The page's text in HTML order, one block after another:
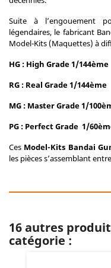
Suite à l’engouement
légendaires, le fabricant
Model-Kits (Maquettes) à
HG : High Grade 1/144ème
RG : Real Grade 1/144ème
MG : Master Grade 1/
PG : Perfect Grade 1/
Ces Model-Kits Bandai
les pièces s’assemblant
16 autres
catégorie :